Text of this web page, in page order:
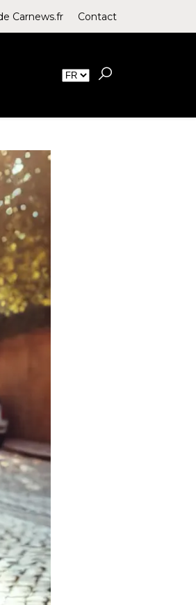
Carnews.fr Contact